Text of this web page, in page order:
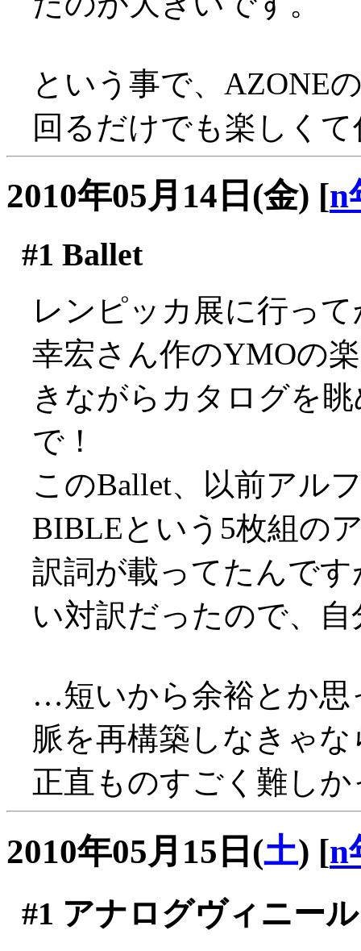
という事で、AZONE
回るだけでも楽しく
2010年05月14日(金) [n
#1 Ballet
レンピッカ展に行っ
幸宏さん作のYMOの
きながらカタログを
で！
このBallet、以前アル
BIBLEという5枚組の
訳詞が載ってたんで
い対訳だったので、
…短いから余裕とか思
脈を再構築しなきゃ
正直ものすごく難し
2010年05月15日(土) [n
#1 アナログヴィニール